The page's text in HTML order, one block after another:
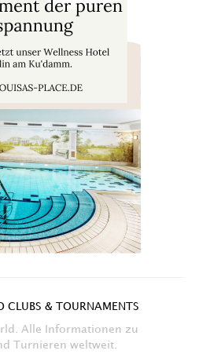
CLUBS & TOURNAMENTS
Alle Informationen zu
Turnieren weltweit.